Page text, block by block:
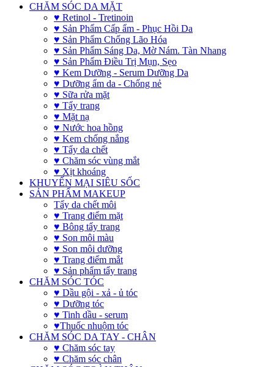
CHĂM SÓC DA MẶT
♥ Retinol - Tretinoin
♥ Sản Phẩm Cấp ẩm - Phục Hồi Da
♥ Sản Phẩm Chống Lão Hóa
♥ Sản Phẩm Sáng Da, Mờ Nám. Tàn Nhang
♥ Sản Phẩm Điều Trị Mụn, Sẹo
♥ Kem Dưỡng - Serum Dưỡng Da
♥ Dưỡng ẩm da - Chống nẻ
♥ Sữa rửa mặt
♥ Tẩy trang
♥ Mặt nạ
♥ Nước hoa hồng
♥ Kem chống nắng
♥ Tẩy da chết
♥ Chăm sóc vùng mắt
♥ Xịt khoáng
KHUYẾN MẠI SIÊU SỐC
SẢN PHẨM MAKEUP
Tẩy da chết môi
♥ Trang điểm mặt
♥ Bông tẩy trang
♥ Son môi màu
♥ Son môi dưỡng
♥ Trang điểm mắt
♥ Sản phẩm tẩy trang
CHĂM SÓC TÓC
♥ Dầu gội - xả - ủ tóc
♥ Dưỡng tóc
♥ Tinh dầu - serum
♥Thuốc nhuộm tóc
CHĂM SÓC DA TAY - CHÂN
♥ Chăm sóc tay
♥ Chăm sóc chân